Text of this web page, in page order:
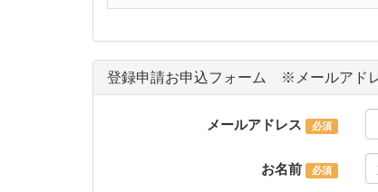
登録申請お申込フォーム ※メールアド
メールアドレス
お名前